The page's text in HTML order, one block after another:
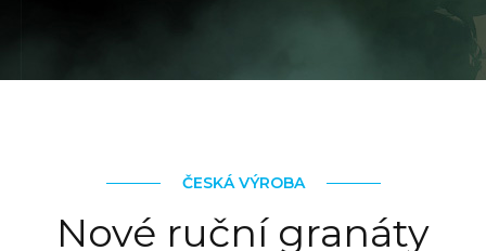
ČESKÁ VÝROBA
Nové ruční granáty